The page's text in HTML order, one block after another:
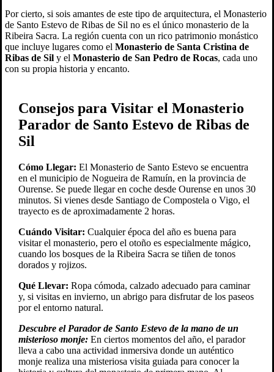
Por cierto, si sois amantes de este tipo de arquitectura, el Monasterio
de Santo Estevo de Ribas de Sil no es el único monasterio de la
Ribeira Sacra. La región cuenta con un rico patrimonio monástico
que incluye lugares como el Monasterio de Santa Cristina de
Ribas de Sil y el Monasterio de San Pedro de Rocas, cada uno
con su propia historia y encanto.
Consejos para Visitar el Monasterio
Parador de Santo Estevo de Ribas de
Sil
Cómo Llegar: El Monasterio de Santo Estevo se encuentra
en el municipio de Nogueira de Ramuín, en la provincia de
Ourense. Se puede llegar en coche desde Ourense en unos 30
minutos. Si vienes desde Santiago de Compostela o Vigo, el
trayecto es de aproximadamente 2 horas.
Cuándo Visitar: Cualquier época del año es buena para
visitar el monasterio, pero el otoño es especialmente mágico,
cuando los bosques de la Ribeira Sacra se tiñen de tonos
dorados y rojizos.
Qué Llevar: Ropa cómoda, calzado adecuado para caminar
y, si visitas en invierno, un abrigo para disfrutar de los paseos
por el entorno natural.
Descubre el Parador de Santo Estevo de la mano de un
misterioso monje: En ciertos momentos del año, el parador
lleva a cabo una actividad inmersiva donde un auténtico
monje realiza una misteriosa visita guiada para conocer la